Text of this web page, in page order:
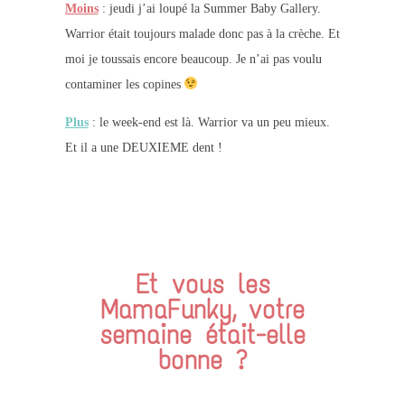
Moins: jeudi j’ai loupé la Summer Baby Gallery.
Warrior était toujours malade donc pas à la crèche. Et
moi je toussais encore beaucoup. Je n’ai pas voulu
contaminer les copines
Plus: le week-end est là. Warrior va un peu mieux.
Et il a une DEUXIEME dent !
Et vous les
MamaFunky, votre
semaine était-elle
bonne ?